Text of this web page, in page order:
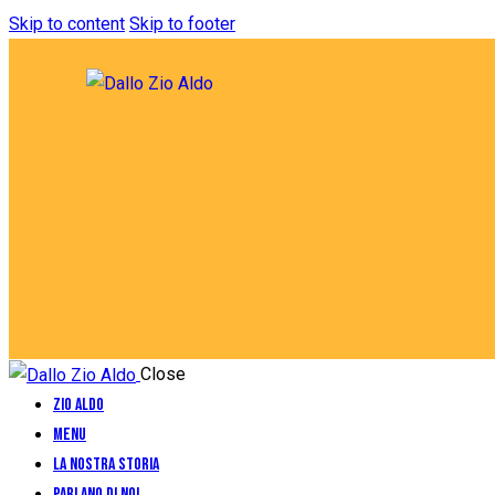
Skip to content Skip to footer
Close
Zio Aldo
Menu
La Nostra Storia